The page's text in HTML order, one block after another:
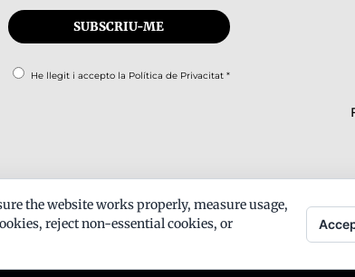
He llegit i accepto la Política de Privacitat*
the website works properly, measure usage,
reject non-essential cookies, or